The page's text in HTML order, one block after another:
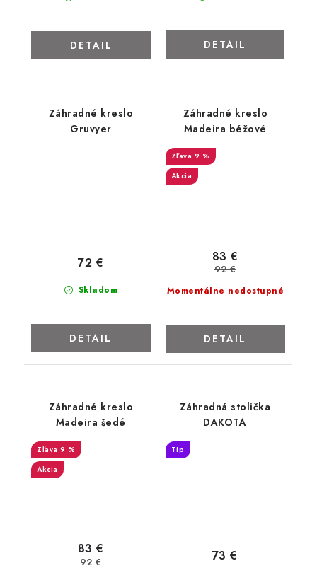
DETAIL DETAIL
Záhradné kreslo
Gruvyer
Skladom
72 €
DETAIL
Záhradné kreslo
Madeira béžové
9 %
Akcia
Momentálne nedostupné
83 €
92 €
DETAIL
Záhradné kreslo
Madeira šedé
9 %
Akcia
83 €
92 €
Záhradná stolička
DAKOTA
Tip
73 €